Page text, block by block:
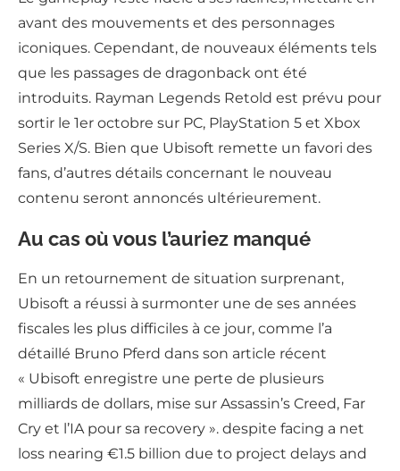
avant des mouvements et des personnages
iconiques. Cependant, de nouveaux éléments tels
que les passages de dragonback ont été
introduits. Rayman Legends Retold est prévu pour
sortir le 1er octobre sur PC, PlayStation 5 et Xbox
Series X/S. Bien que Ubisoft remette un favori des
fans, d’autres détails concernant le nouveau
contenu seront annoncés ultérieurement.
Au cas où vous l’auriez manqué
En un retournement de situation surprenant,
Ubisoft a réussi à surmonter une de ses années
fiscales les plus difficiles à ce jour, comme l’a
détaillé Bruno Pferd dans son article récent
« Ubisoft enregistre une perte de plusieurs
milliards de dollars, mise sur Assassin’s Creed, Far
Cry et l’IA pour sa recovery ». despite facing a net
loss nearing €1.5 billion due to project delays and